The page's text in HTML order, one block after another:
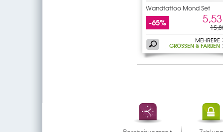
Wandtattoo Mond Set
-65%
MEHRERE
GRÖSSEN & FARBEN